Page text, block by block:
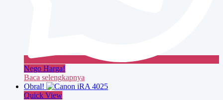
Nego Harga!
Baca selengkapnya
Obral!
Quick View